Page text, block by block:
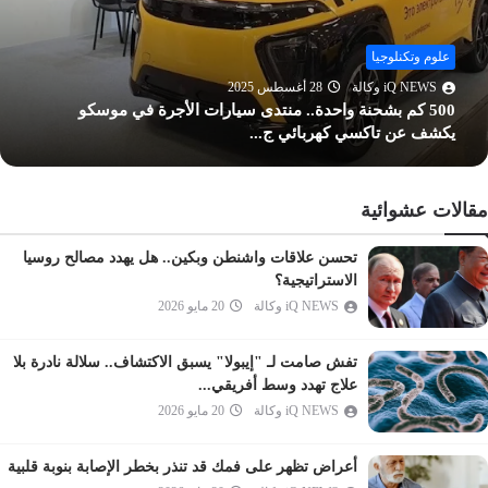
المنافقون
التغابن
الطلاق
التحريم
الملك
الحاقة
المعارج
نوح
الجن
المزمل
المدثر
القيامة
المرسلات
علوم وتكنلوجيا
iQ NEWS وكالة
28 أغسطس 2025
500 كم بشحنة واحدة.. منتدى سيارات الأجرة في موسكو
يكشف عن تاكسي كهربائي ج...
مقالات عشوائية
تحسن علاقات واشنطن وبكين.. هل يهدد مصالح روسيا
الاستراتيجية؟
iQ NEWS وكالة 20 مايو 2026
تفش صامت لـ "إيبولا" يسبق الاكتشاف.. سلالة نادرة بلا
علاج تهدد وسط أفريقي...
iQ NEWS وكالة 20 مايو 2026
أعراض تظهر على فمك قد تنذر بخطر الإصابة بنوبة قلبية